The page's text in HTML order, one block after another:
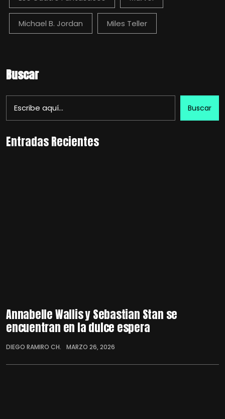
Michael B. Jordan Miles Teller
Buscar
Buscar
Entradas Recientes
Annabelle Wallis y Sebastian Stan se
encuentran en la dulce espera
DIEGO RAMIRO CH. MARZO 26, 2026